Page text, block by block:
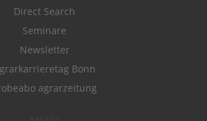
Direct Search
Seminare
Newsletter
Bonn
agrarzeitung